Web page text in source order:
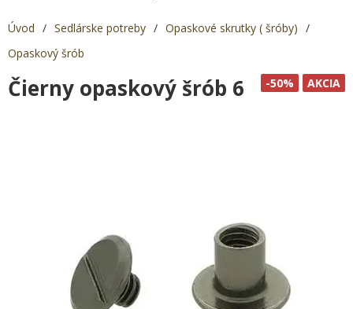
Úvod / Sedlárske potreby / Opaskové skrutky ( šróby) /
Opaskový šrób
AKCIA
-50%
Čierny opaskový šrób 6